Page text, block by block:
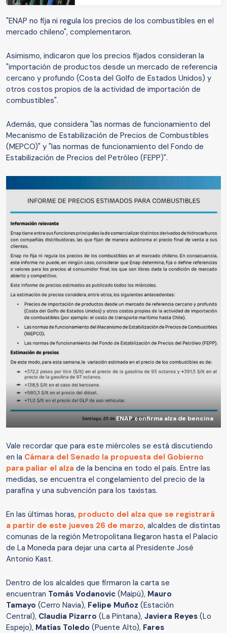
"ENAP no fija ni regula los precios de los combustibles en el
mercado chileno", complementaron.
Asimismo, indicaron que los precios fijados consideran la
"importación de productos desde un mercado de referencia
cercano y profundo (Costa del Golfo de Estados Unidos) y
otros costos propios de la actividad de importación de
combustibles".
Además, que considera "las normas de funcionamiento del
Mecanismo de Estabilización de Precios de Combustibles
(MEPCO)" y "las normas de funcionamiento del Fondo de
Estabilización de Precios del Petróleo (FEPP)".
ENAP confirma alza de bencina
Vale recordar que para este miércoles se está discutiendo
en la Cámara del Senado la propuesta del Gobierno
para paliar el alza de la bencina en todo el país. Entre las
medidas, se encuentra el congelamiento del precio de la
parafina y una subvención para los taxistas.
En las últimas horas, producto del alza que se registrará
a partir de este jueves 26 de marzo, alcaldes de distintas
comunas de la región Metropolitana llegaron hasta el Palacio
de La Moneda para dejar una carta al Presidente José
Antonio Kast.
Dentro de los alcaldes que firmaron la carta se
encuentran Tomás Vodanovic (Maipú), Mauro
Tamayo (Cerro Navia), Felipe Muñoz (Estación
Central), Claudia Pizarro (La Pintana), Javiera Reyes (Lo
Espejo), Matías Toledo (Puente Alto), Fares